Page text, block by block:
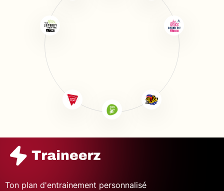
Ton plan d'entrainement personnalisé